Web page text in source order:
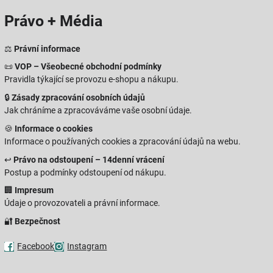
Právo + Média
⚖️ Právní informace
📜VOP – Všeobecné obchodní podmínky
Pravidla týkající se provozu e-shopu a nákupu.
🔒Zásady zpracování osobních údajů
Jak chráníme a zpracováváme vaše osobní údaje.
🍪 Informace o cookies
Informace o používaných cookies a zpracování údajů na webu.
↩️ Právo na odstoupení – 14denní vrácení
Postup a podmínky odstoupení od nákupu.
🏢 Impresum
Údaje o provozovateli a právní informace.
🔐 Bezpečnost
Facebook Instagram